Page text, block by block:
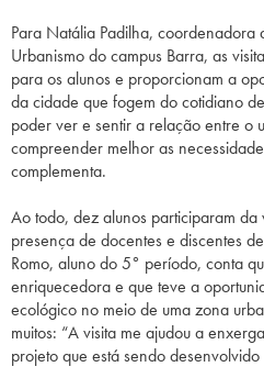
Para Natália Padilha, coordenadora
Urbanismo do campus Barra, as
para os alunos e proporcionam a
da cidade que fogem do cotidiano
poder ver e sentir a relação entre o
compreender melhor as
complementa.
Ao todo, dez alunos participaram da
presença de docentes e discentes
Romo, aluno do 5° período, conta
enriquecedora e que teve a
ecológico no meio de uma zona
muitos: “A visita me ajudou a
projeto que está sendo